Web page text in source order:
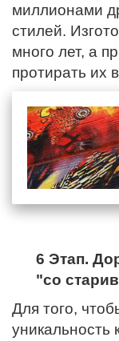
миллионами
стилей.
много лет, а
протирать их
6 Этап.
"со
Для того,
уникальность